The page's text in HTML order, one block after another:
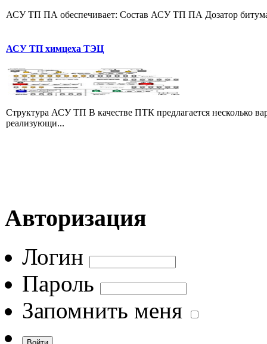
АСУ ТП ПА обеспечивает: Состав АСУ ТП ПА Дозатор битума
АСУ ТП химцеха ТЭЦ
Структура АСУ ТП В качестве ПТК предлагается несколько
реализующи...
Авторизация
Логин
Пароль
Запомнить меня